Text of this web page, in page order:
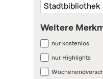
Weitere
nur kostenlos
nur Highlights